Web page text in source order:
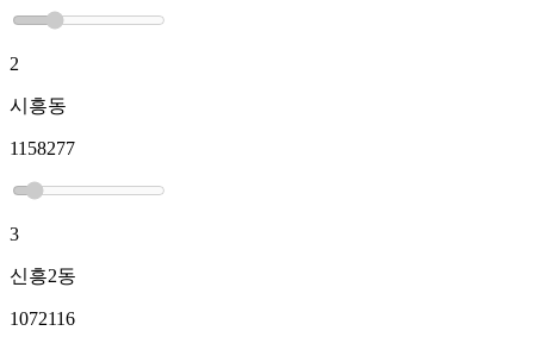
2
시흥동
1158277
3
신흥2동
1072116